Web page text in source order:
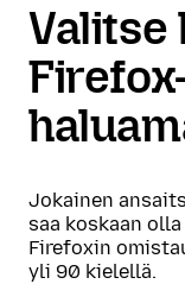
Valitse
Jokainen
saa koskaan
Firefoxin
yli 90 kielellä.